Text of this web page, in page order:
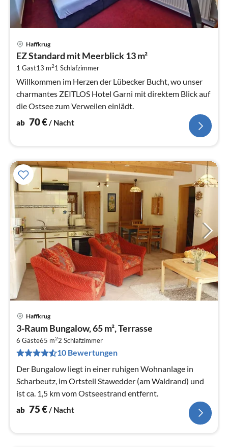
Haffkrug
EZ Standard mit Meerblick 13 m²
1 Gast13 m21 Schlafzimmer
Willkommen im Herzen der Lübecker Bucht, wo unser
charmantes ZEITLOS Hotel Garni mit direktem Blick auf
die Ostsee zum Verweilen einlädt.
ab 70€/ Nacht
Haffkrug
3-Raum Bungalow, 65 m², Terrasse
6 Gäste65 m22 Schlafzimmer
10 Bewertungen
Der Bungalow liegt in einer ruhigen Wohnanlage in
Scharbeutz, im Ortsteil Stawedder (am Waldrand) und
ist ca. 1,5 km vom Ostseestrand entfernt.
ab 75€ / Nacht